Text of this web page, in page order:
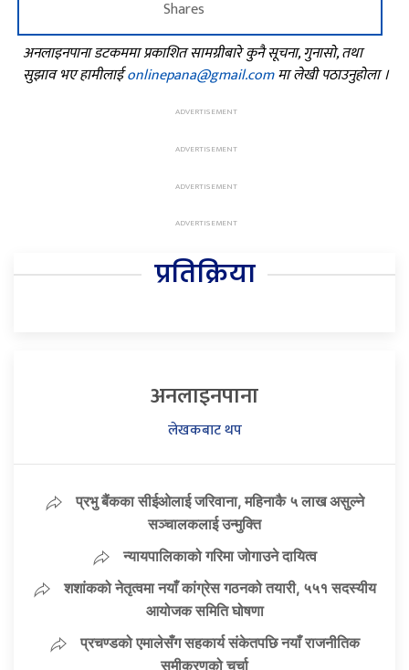
Shares
अनलाइनपाना डटकममा प्रकाशित सामग्रीबारे कुनै सूचना, गुनासो, तथा
सुझाव भए हामीलाईonlinepana@gmail.comमा लेखी पठाउनुहोला ।
प्रतिक्रिया
अनलाइनपाना
लेखकबाट थप
प्रभु बैंकका सीईओलाई जरिवाना, महिनाकै ५ लाख असुल्ने
सञ्चालकलाई उन्मुक्ति
न्यायपालिकाको गरिमा जोगाउने दायित्व
शशांकको नेतृत्वमा नयाँ कांग्रेस गठनको तयारी, ५५१ सदस्यीय
आयोजक समिति घोषणा
प्रचण्डको एमालेसँग सहकार्य संकेतपछि नयाँ राजनीतिक
समीकरणको चर्चा